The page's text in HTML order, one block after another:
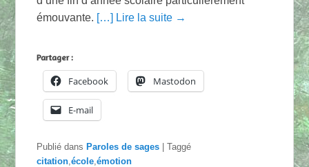
émouvante. […] Lire la suite →
Partager :
Facebook Mastodon
E-mail
Publié dans Paroles de sages |Taggé
citation ,école ,émotion